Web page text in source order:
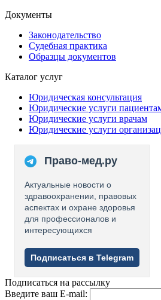
Документы
Законодательство
Судебная практика
Образцы документов
Каталог услуг
Юридическая консультация
Юридические услуги
Юридические услуги врачам
Юридические услуги
Право-мед.ру
Актуальные новости о
здравоохранении, правовых
аспектах и охране здоровья
для профессионалов и
интересующихся
Подписаться в Telegram
Подписаться на рассылку
Введите ваш E-mail: